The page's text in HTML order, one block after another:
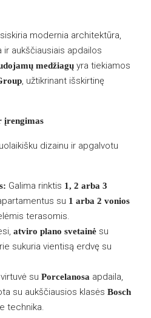
modernia architektūra,
ir aukščiausiais apdailos
medžiagų yra tiekiamos
, užtikrinant išskirtinę
įrengimas
dizainu ir apgalvotu
Galima rinktis 1, 2 arba 3
su 1 arba 2 vonios
terasomis.
atviro plano svetainė su
sukuria vientisą erdvę su
su Porcelanosa apdaila,
su aukščiausios klasės Bosch
technika.